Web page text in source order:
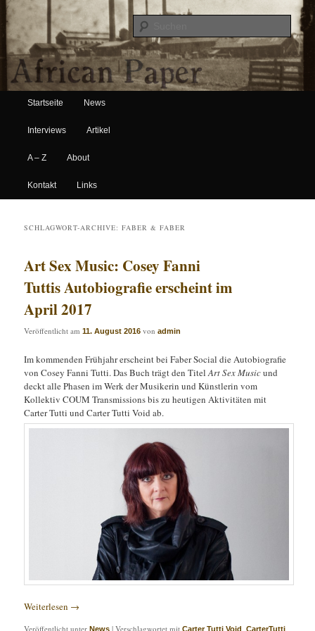
African Paper
Hauptmenü
Zum Inhalt wechseln
Zum sekundären Inhalt wechseln
Startseite News
Interviews Artikel
A – Z About
Kontakt Links
SCHLAGWORT-ARCHIVE:FABER & FABER
Art Sex Music: Cosey Fanni
Tuttis Autobiografie erscheint im
April 2017
Veröffentlicht am11. August 2016 vonadmin
Im kommenden Frühjahr erscheint bei Faber Social die Autobiografie
von Cosey Fanni Tutti. Das Buch trägt den TitelArt Sex Musicund
deckt alle Phasen im Werk der Musikerin und Künstlerin vom
Kollektiv COUM Transmissions bis zu heutigen Aktivitäten mit
Carter Tutti und Carter Tutti Void ab.
Weiterlesen →
Veröffentlicht unter News |Verschlagwortet mit Carter Tutti Void ,CarterTutti